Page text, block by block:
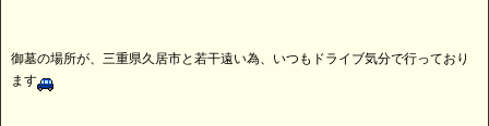
御墓の場所が、三重県久居市と若干遠い為、いつもドライブ気分で行っており
ます